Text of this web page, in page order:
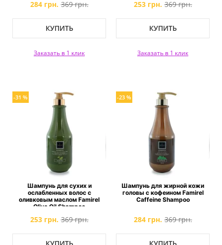
284 грн. 369 грн.
КУПИТЬ
Заказать в 1 клик
253 грн. 369 грн.
КУПИТЬ
Заказать в 1 клик
-31 %
Шампунь для сухих и
ослабленных волос с
оливковым маслом Famirel
Olive Oil Shampoo
253 грн. 369 грн.
-23 %
Шампунь для жирной кожи
головы с кофеином Famirel
Caffeine Shampoo
284 грн. 369 грн.